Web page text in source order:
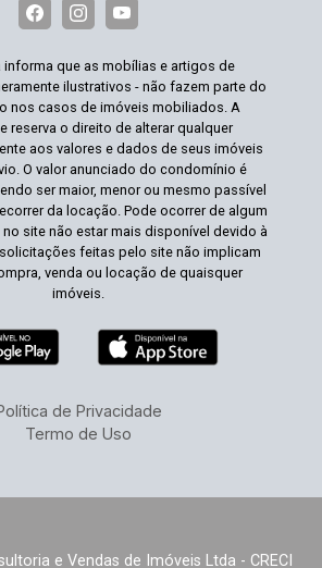
informa que as mobílias e artigos de
ilustrativos - não fazem parte do
nos casos de imóveis mobiliados. A
reserva o direito de alterar qualquer
aos valores e dados de seus imóveis
O valor anunciado do condomínio é
ser maior, menor ou mesmo passível
da locação. Pode ocorrer de algum
site não estar mais disponível devido à
feitas pelo site não implicam
venda ou locação de quaisquer
imóveis.
de Privacidade
Termo de Uso
e Vendas de Imóveis Ltda - CRECI